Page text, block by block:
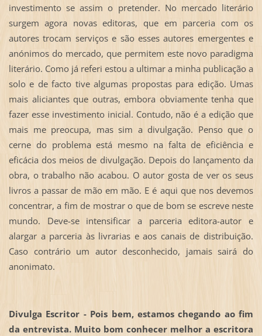
investimento se assim o pretender. No mercado literário
surgem agora novas editoras, que em parceria com os
autores trocam serviços e são esses autores emergentes e
anónimos do mercado, que permitem este novo paradigma
literário. Como já referi estou a ultimar a minha publicação a
solo e de facto tive algumas propostas para edição. Umas
mais aliciantes que outras, embora obviamente tenha que
fazer esse investimento inicial. Contudo, não é a edição que
mais me preocupa, mas sim a divulgação. Penso que o
cerne do problema está mesmo na falta de eficiência e
eficácia dos meios de divulgação. Depois do lançamento da
obra, o trabalho não acabou. O autor gosta de ver os seus
livros a passar de mão em mão. E é aqui que nos devemos
concentrar, a fim de mostrar o que de bom se escreve neste
mundo. Deve-se intensificar a parceria editora-autor e
alargar a parceria às livrarias e aos canais de distribuição.
Caso contrário um autor desconhecido, jamais sairá do
anonimato.
Divulga Escritor - Pois bem, estamos chegando ao fim
da entrevista. Muito bom conhecer melhor a escritora